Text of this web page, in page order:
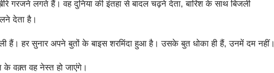
गरजने लगते हैं। वह दुनिया की इंतहा से बादल चढ़ने देता, बारिश के साथ बिजली
देता है।
हर सुनार अपने बुतों के बाइस शरमिंदा हुआ है। उसके बुत धोका ही हैं, उनमें दम नहीं।
वक़्त वह नेस्त हो जाएंगे।